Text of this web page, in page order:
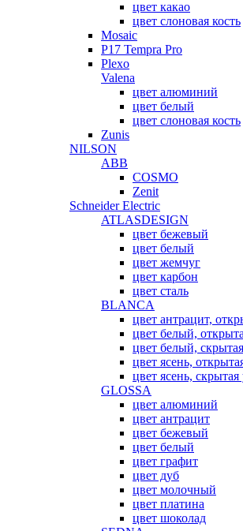
цвет какао
цвет слоновая кость
Mosaic
P17 Tempra Pro
Plexo
Valena
цвет алюминий
цвет белый
цвет слоновая кость
Zunis
NILSON
ABB
COSMO
Zenit
Schneider Electric
ATLASDESIGN
цвет бежевый
цвет белый
цвет жемчуг
цвет карбон
цвет сталь
BLANCA
цвет антрацит,
цвет белый,
цвет белый,
цвет ясень,
цвет ясень, скрытая
GLOSSA
цвет алюминий
цвет антрацит
цвет бежевый
цвет белый
цвет графит
цвет дуб
цвет молочный
цвет платина
цвет шоколад